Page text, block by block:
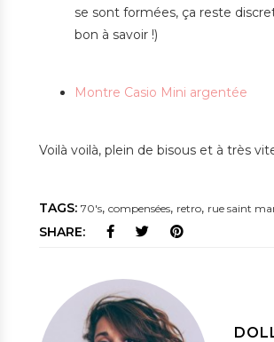
se sont formées, ça reste
bon à savoir !)
Montre Casio Mini argentée
Voilà voilà, plein de bisous et à très
TAGS: 70's, compensées, retro, rue saint
SHARE: